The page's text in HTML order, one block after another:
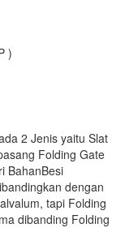
)
2 Jenis yaitu Slat
Folding Gate
BahanBesi
dengan
tapi Folding
dibanding Folding